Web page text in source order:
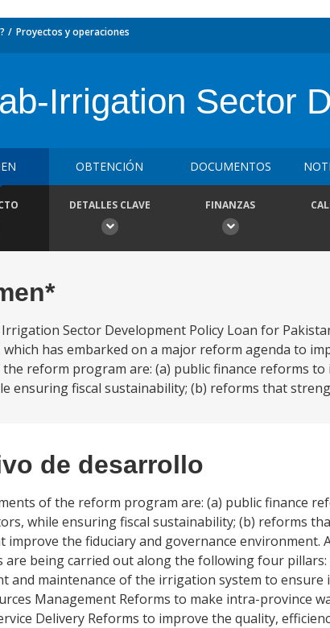
Proyectos y operaciones
Irrigation Sector
OBTENCIÓN DOCUMENTOS
DETALLES CLAVE FINANZAS
Sector Development Policy Loan for
which has embarked on a major reform agenda to
reform program are: (a) public finance reforms
ensuring fiscal sustainability; (b) reforms that
de desarrollo
of the reform program are: (a) public finance
while ensuring fiscal sustainability; (b) reforms
improve the fiduciary and governance
are being carried out along the following four
and maintenance of the irrigation system to
Management Reforms to make intra-province
Delivery Reforms to improve the quality,